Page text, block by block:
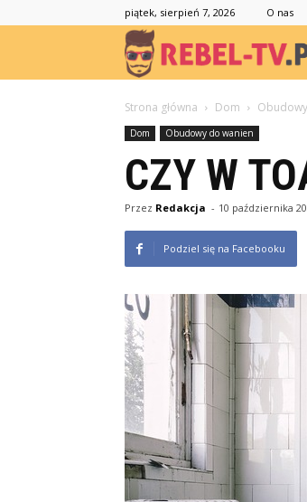
piątek, sierpień 7, 2026 O nas
Strona główna Dom
Dom Obudowy do wanien
CZY W
Przez Redakcja - 10 października
Podziel się na Facebooku